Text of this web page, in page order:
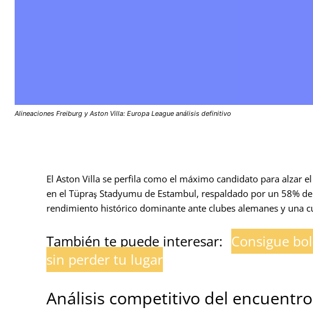
Alineaciones Freiburg y Aston Villa: Europa League análisis definitivo
El Aston Villa se perfila como el máximo candidato para alzar
en el Tüpraş Stadyumu de Estambul, respaldado por un 58%
rendimiento histórico dominante ante clubes alemanes y una
También te puede interesar: Consigue
sin perder tu lugar
Análisis competitivo del